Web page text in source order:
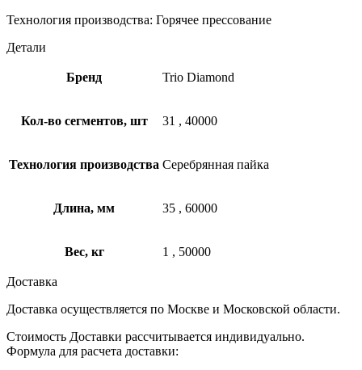
Технология производства: Горячее прессование
Детали
Бренд Trio Diamond
Кол-во сегментов, шт 31 , 40000
Технология производства Серебрянная пайка
Длина, мм 35 , 60000
Вес, кг 1 , 50000
Доставка
Доставка осуществляется по Москве и Московской области.
Стоимость Доставки рассчитывается индивидуально.
Формула для расчета доставки: